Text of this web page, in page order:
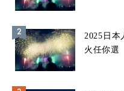
2025日本人氣
火任你選